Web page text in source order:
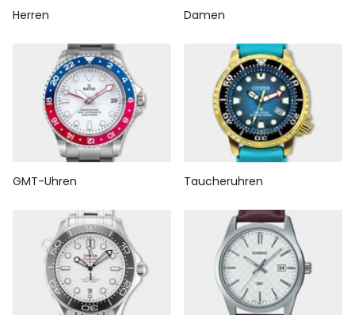
Herren Damen
GMT-Uhren Taucheruhren